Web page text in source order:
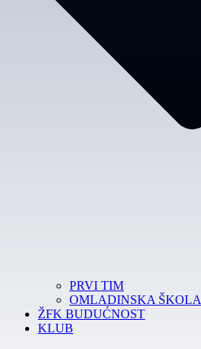
PRVI TIM
OMLADINSKA ŠKOLA
ŽFK BUDUĆNOST
KLUB